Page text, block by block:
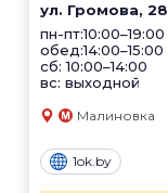
ул. Громова, 28
пн-пт:10:00–19:00
обед:14:00–15:00
сб: 10:00–14:00
вс: выходной
Малиновка
1ok.by